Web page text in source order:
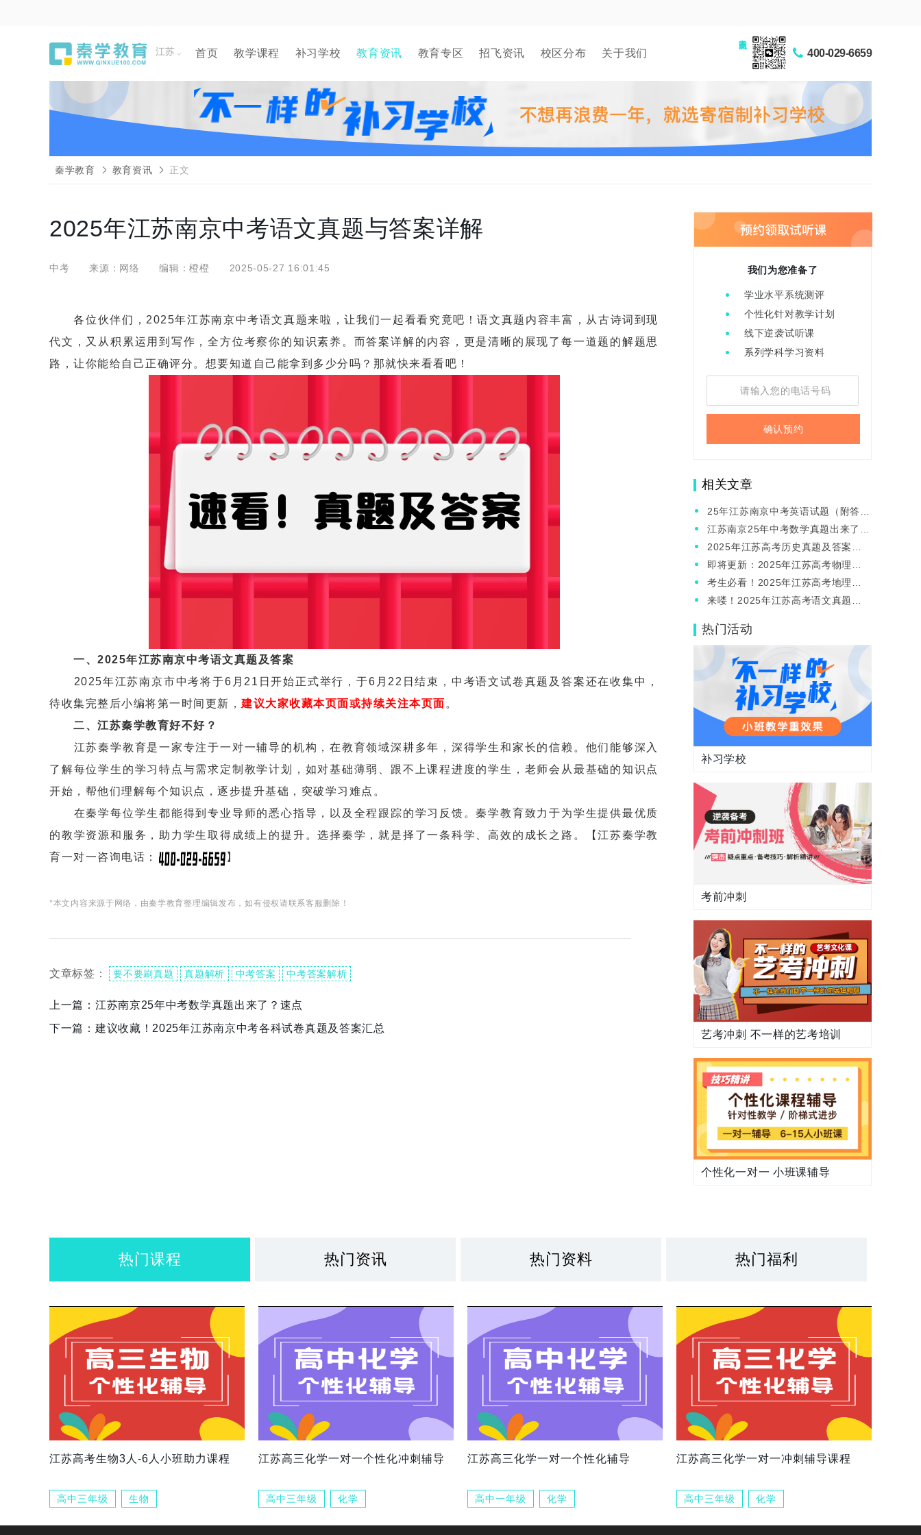
江苏 首页 教学课程 补习学校 教育资讯 教育专区 招飞资讯 校区分布 关于我们 400-029-6659
秦学教育 教育资讯 正文
2025年江苏南京中考语文真题与答案详解
中考 来源：网络 编辑：橙橙 2025-05-27 16:01:45
各位伙伴们，2025年江苏南京中考语文真题来啦，让我们一起看看究竟吧！语文真题内容丰富，从古诗词到现
代文，又从积累运用到写作，全方位考察你的知识素养。而答案详解的内容，更是清晰的展现了每一道题的解题思
路，让你能给自己正确评分。想要知道自己能拿到多少分吗？那就快来看看吧！
一、2025年江苏南京中考语文真题及答案
2025年江苏南京市中考将于6月21日开始正式举行，于6月22日结束，中考语文试卷真题及答案还在收集中，
待收集完整后小编将第一时间更新， 建议大家收藏本页面或持续关注本页面 。
二、江苏秦学教育好不好？
江苏秦学教育是一家专注于一对一辅导的机构，在教育领域深耕多年，深得学生和家长的信赖。他们能够深入
了解每位学生的学习特点与需求定制教学计划，如对基础薄弱、跟不上课程进度的学生，老师会从最基础的知识点
开始，帮他们理解每个知识点，逐步提升基础，突破学习难点。
在秦学每位学生都能得到专业导师的悉心指导，以及全程跟踪的学习反馈。秦学教育致力于为学生提供最优质
的教学资源和服务，助力学生取得成绩上的提升。选择秦学，就是择了一条科学、高效的成长之路。【江苏秦学教
育一对一咨询电话：
】
*本文内容来源于网络，由秦学教育整理编辑发布，如有侵权请联系客服删除！
文章标签： 要不要刷真题 真题解析 中考答案 中考答案解析
上一篇： 江苏南京25年中考数学真题出来了？速点
下一篇： 建议收藏！2025年江苏南京中考各科试卷真题及答案汇总
我们为您准备了
学业水平系统测评
个性化针对教学计划
线下逆袭试听课
系列学科学习资料
确认预约
相关文章
25年江苏南京中考英语试题（附答案
解析）
江苏南京25年中考数学真题出来了？
速点
2025年江苏高考历史真题及答案
（完整版）
即将更新：2025年江苏高考物理真
题及答案
考生必看！2025年江苏高考地理真
题及答案
来喽！2025年江苏高考语文真题及
热门活动
补习学校
考前冲刺
艺考冲刺 不一样的艺考培训
个性化一对一 小班课辅导
热门课程 热门资讯 热门资料 热门福利
江苏高考生物3人-6人小班助力课程
高中三年级 生物
江苏高三化学一对一个性化冲刺辅导
高中三年级 化学
江苏高三化学一对一个性化辅导
高中一年级 化学
江苏高三化学一对一冲刺辅导课程
高中三年级 化学